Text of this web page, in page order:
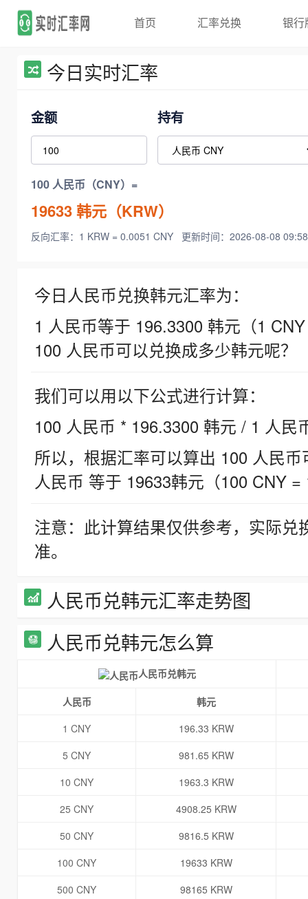
首页 汇率兑换 银行
今日实时汇率
金额 持有
100 人民币（CNY）=
19633韩元（KRW）
反向汇率：1 KRW = 0.0051 CNY 更新时间：2026-08-08
今日人民币兑换韩元汇率为：
1 人民币等于 196.3300 韩元（1
100 人民币可以兑换成多少韩元呢？
我们可以用以下公式进行计算：
100 人民币 * 196.3300 韩元 / 1 人民
所以，根据汇率可以算出 100 人民
人民币 等于 19633韩元（100 CNY =
注意：此计算结果仅供参考，实际
准。
人民币兑韩元汇率走势图
人民币兑韩元怎么算
人民币兑韩元
人民币
韩元
1 CNY
196.33 KRW
5 CNY
981.65 KRW
10 CNY
1963.3 KRW
25 CNY
4908.25 KRW
50 CNY
9816.5 KRW
100 CNY
19633 KRW
500 CNY
98165 KRW